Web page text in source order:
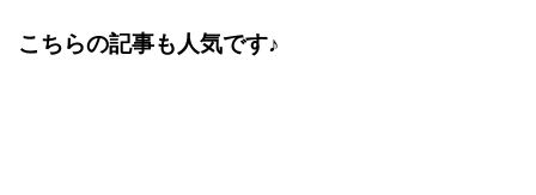
こちらの記事も人気です♪